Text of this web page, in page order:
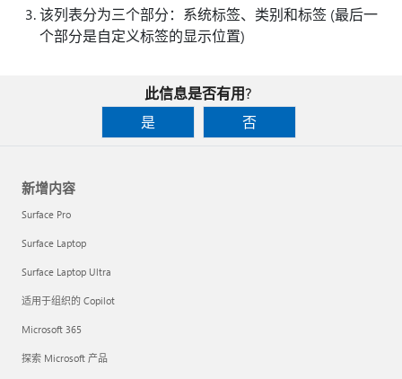
该列表分为三个部分：系统标签、类别和标签 (最后一
个部分是自定义标签的显示位置)
此信息是否有用?
是
否
新增内容
Surface Pro
Surface Laptop
Surface Laptop Ultra
适用于组织的 Copilot
Microsoft 365
探索 Microsoft 产品